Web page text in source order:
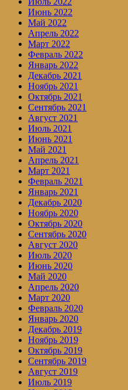
Июнь 2022
Май 2022
Апрель 2022
Март 2022
Февраль 2022
Январь 2022
Декабрь 2021
Ноябрь 2021
Октябрь 2021
Сентябрь 2021
Август 2021
Июль 2021
Июнь 2021
Май 2021
Апрель 2021
Март 2021
Февраль 2021
Январь 2021
Декабрь 2020
Ноябрь 2020
Октябрь 2020
Сентябрь 2020
Август 2020
Июль 2020
Июнь 2020
Май 2020
Апрель 2020
Март 2020
Февраль 2020
Январь 2020
Декабрь 2019
Ноябрь 2019
Октябрь 2019
Сентябрь 2019
Август 2019
Июль 2019